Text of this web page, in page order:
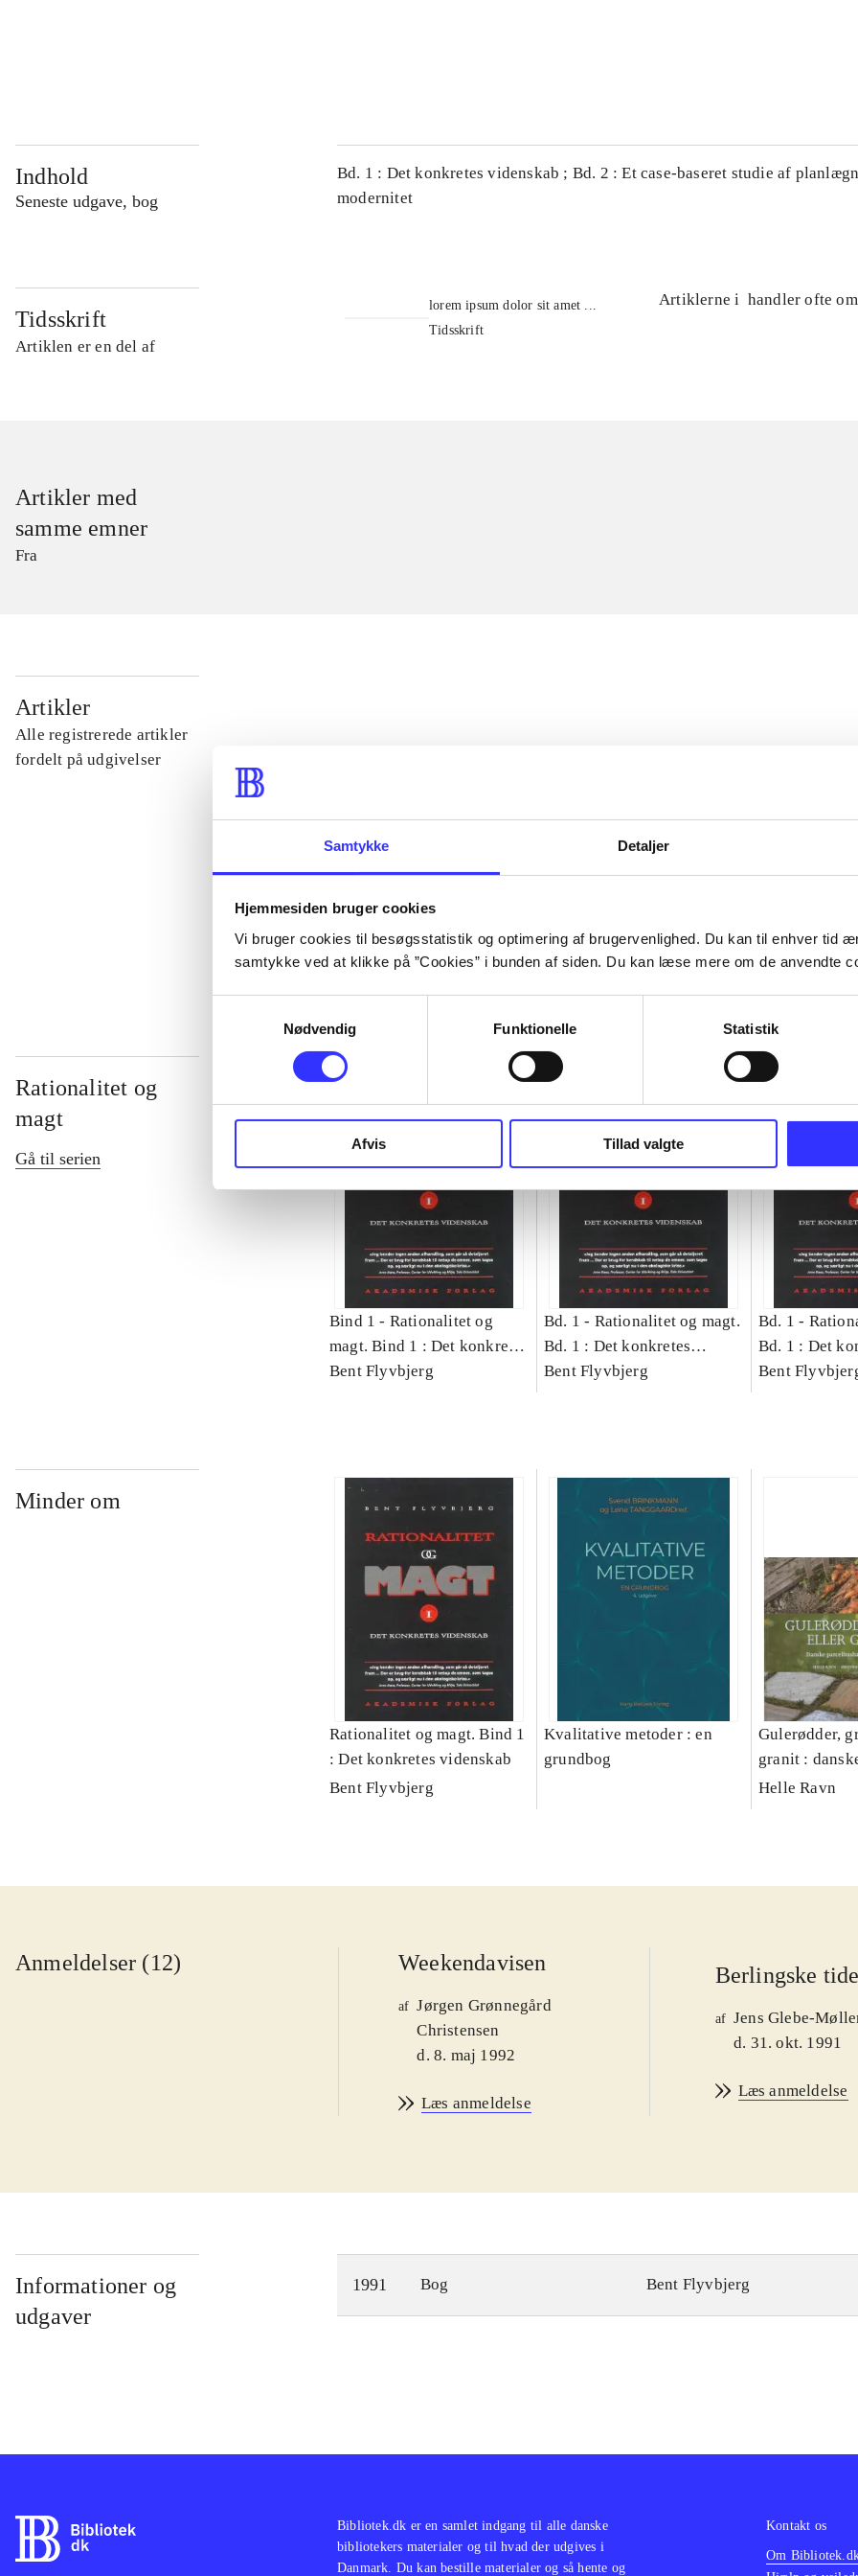
Samtykke Detaljer
Hjemmesiden bruger cookies
Vi bruger cookies til besøgsstatistik og optimering af brugervenlighed. Du kan til enhver tid
samtykke ved at klikke på ”Cookies” i bunden af siden. Du kan læse mere om de anvendte
Nødvendig
Funktionelle Statistik
Afvis Tillad valgte
Indhold
Seneste udgave, bog
Bd. 1 : Det konkretes videnskab ; Bd. 2 : Et case-baseret studie af
modernitet
Tidsskrift
Artiklen er en del af
lorem ipsum dolor sit amet ...
Tidsskrift
Artiklerne i handler ofte om
Artikler med
samme emner
Fra
Artikler
Alle registrerede artikler
fordelt på udgivelser
...
...
...
Rationalitet og
magt
Gå til serien
Bind 1 - Rationalitet og
magt. Bind 1 : Det konkretes
videnskab
Bent Flyvbjerg
Bd. 1 - Rationalitet og magt.
Bd. 1 : Det konkretes
videnskab
Bent Flyvbjerg
Bd. 1 -
Bd. 1 : Det
videnskab
Bent
Minder om
Rationalitet og magt. Bind 1
: Det konkretes videnskab
Bent Flyvbjerg
Kvalitative metoder : en
grundbog
Gulerødder,
granit :
Helle Ravn
Anmeldelser (12) Weekendavisen
af Jørgen Grønnegård
Christensen
d. 8. maj 1992
Læs anmeldelse
Berlingske
af Jens Glebe-
d. 31. okt. 1991
Læs anmeldelse
Informationer og
udgaver
1991 Bog Bent Flyvbjerg
Bibliotek.dk er en samlet indgang til alle danske
bibliotekers materialer og til hvad der udgives i
Danmark. Du kan bestille materialer og så hente og
Kontakt os
Om